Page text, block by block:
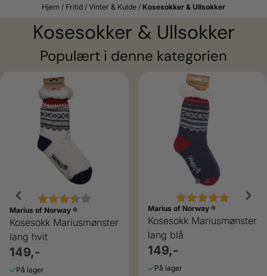
Hjem / Fritid / Vinter & Kulde / Kosesokker & Ullsokker
Kosesokker & Ullsokker
Populært i denne kategorien
Karakter:
Marius of Norway ®
Kosesokk Mariusmønster
lang hvit
149,-
På lager
Karakter: 5.0 av
Marius of Norway ®
Kosesokk Mariusmønster
lang blå
149,-
På lager